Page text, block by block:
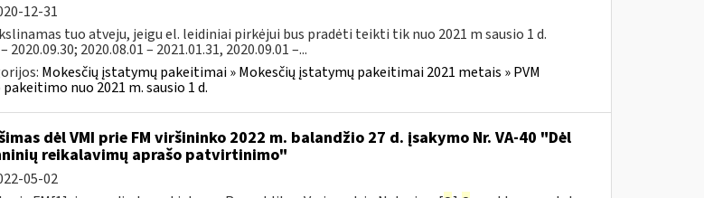
12-31
tuo atveju, jeigu el. leidiniai pirkėjui bus pradėti teikti tik nuo 2021 m sausio 1 d.
2020.09.30; 2020.08.01 – 2021.01.31, 2020.09.01 –...
Mokesčių įstatymų pakeitimai » Mokesčių įstatymų pakeitimai 2021 metais » PVM
nuo 2021 m. sausio 1 d.
dėl VMI prie FM viršininko 2022 m. balandžio 27 d. įsakymo Nr. VA-40 "Dėl
reikalavimų aprašo patvirtinimo"
05-02